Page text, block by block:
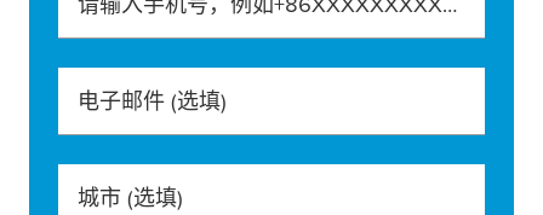
电子邮件 (选填)
城市 (选填)